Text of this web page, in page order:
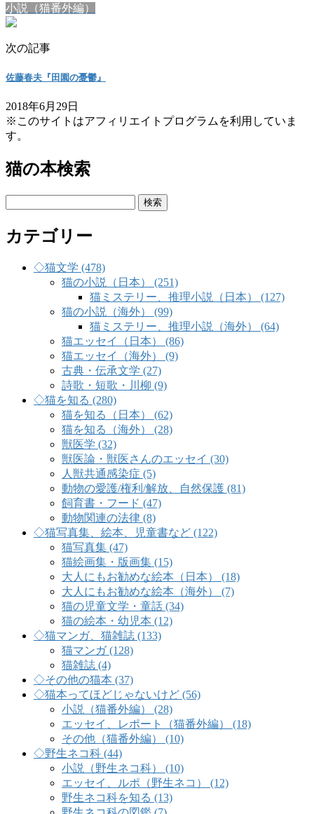
小説（猫番外編）
次の記事
佐藤春夫『田園の憂鬱』
2018年6月29日
※このサイトはアフィリエイトプログラムを利用していま
す。
猫の本検索
カテゴリー
◇猫文学 (478)
猫の小説（日本） (251)
猫ミステリー、推理小説（日本） (127)
猫の小説（海外） (99)
猫ミステリー、推理小説（海外） (64)
猫エッセイ（日本） (86)
猫エッセイ（海外） (9)
古典・伝承文学 (27)
詩歌・短歌・川柳 (9)
◇猫を知る (280)
猫を知る（日本） (62)
猫を知る（海外） (28)
獣医学 (32)
獣医論・獣医さんのエッセイ (30)
人獣共通感染症 (5)
動物の愛護/権利/解放、自然保護 (81)
飼育書・フード (47)
動物関連の法律 (8)
◇猫写真集、絵本、児童書など (122)
猫写真集 (47)
猫絵画集・版画集 (15)
大人にもお勧めな絵本（日本） (18)
大人にもお勧めな絵本（海外） (7)
猫の児童文学・童話 (34)
猫の絵本・幼児本 (12)
◇猫マンガ、猫雑誌 (133)
猫マンガ (128)
猫雑誌 (4)
◇その他の猫本 (37)
◇猫本ってほどじゃないけど (56)
小説（猫番外編） (28)
エッセイ、レポート（猫番外編） (18)
その他（猫番外編） (10)
◇野生ネコ科 (44)
小説（野生ネコ科） (10)
エッセイ、ルポ（野生ネコ） (12)
野生ネコ科を知る (13)